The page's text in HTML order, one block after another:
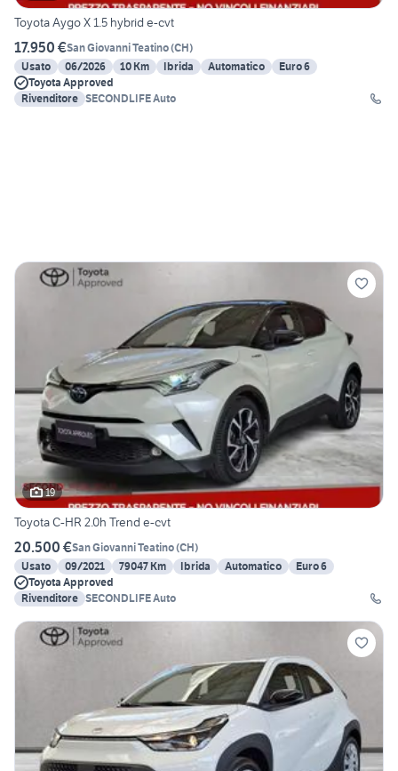
Toyota Aygo X 1.5 hybrid e-cvt
17.950 €San Giovanni Teatino(CH)
Usato
06/2026 10 Km Ibrida Automatico
Euro 6
Toyota Approved
Rivenditore SECONDLIFE Auto
19
Toyota C-HR 2.0h Trend e-cvt
20.500 €San Giovanni Teatino(CH)
Usato
09/2021 79047 Km Ibrida Automatico
Euro 6
Toyota Approved
Rivenditore SECONDLIFE Auto